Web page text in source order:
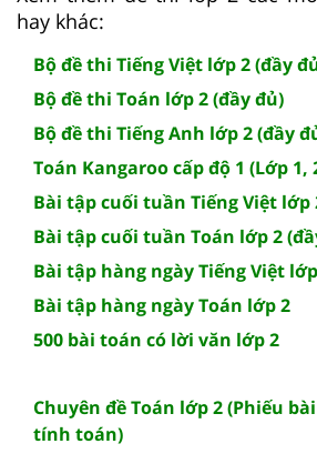
hay khác:
Bộ đề thi Tiếng Việt lớp 2 (đầy
Bộ đề thi Toán lớp 2 (đầy đủ)
Bộ đề thi Tiếng Anh lớp 2 (đầy
Toán Kangaroo cấp độ 1 (Lớp 1,
Bài tập cuối tuần Tiếng Việt lớp
Bài tập cuối tuần Toán lớp 2
Bài tập hàng ngày Tiếng Việt
Bài tập hàng ngày Toán lớp 2
500 bài toán có lời văn lớp 2
Chuyên đề Toán lớp 2 (Phiếu
tính toán)